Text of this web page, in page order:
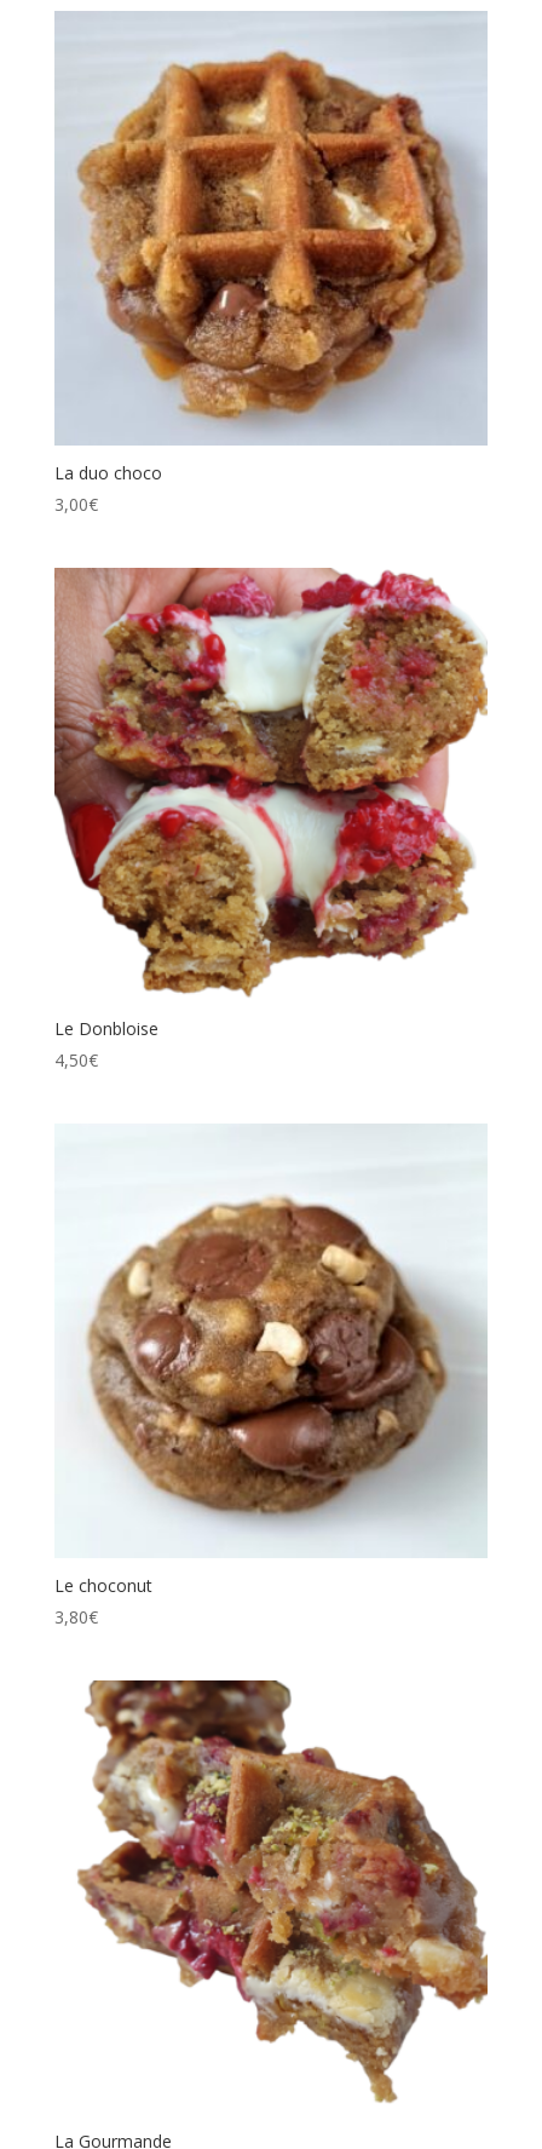
La duo choco
3,00€
Le Donbloise
4,50€
Le choconut
3,80€
La Gourmande